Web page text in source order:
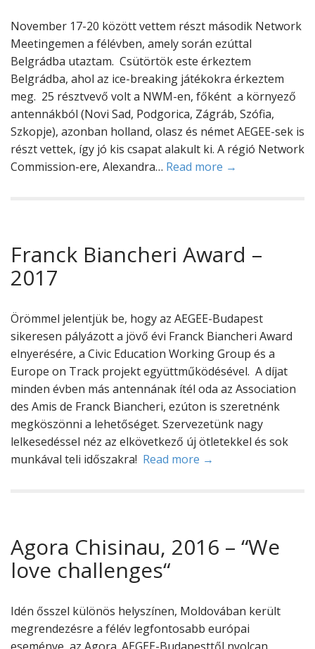
November 17-20 között vettem részt második Network
Meetingemen a félévben, amely során ezúttal
Belgrádba utaztam. Csütörtök este érkeztem
Belgrádba, ahol az ice-breaking játékokra érkeztem
meg. 25 résztvevő volt a NWM-en, főként a környező
antennákból (Novi Sad, Podgorica, Zágráb, Szófia,
Szkopje), azonban holland, olasz és német AEGEE-sek is
részt vettek, így jó kis csapat alakult ki. A régió Network
Commission-ere, Alexandra… Read more →
Franck Biancheri Award –
2017
Örömmel jelentjük be, hogy az AEGEE-Budapest
sikeresen pályázott a jövő évi Franck Biancheri Award
elnyerésére, a Civic Education Working Group és a
Europe on Track projekt együttműködésével. A díjat
minden évben más antennának ítél oda az Association
des Amis de Franck Biancheri, ezúton is szeretnénk
megköszönni a lehetőséget. Szervezetünk nagy
lelkesedéssel néz az elkövetkező új ötletekkel és sok
munkával teli időszakra! Read more →
Agora Chisinau, 2016 – “We
love challenges“
Idén ősszel különös helyszínen, Moldovában került
megrendezésre a félév legfontosabb európai